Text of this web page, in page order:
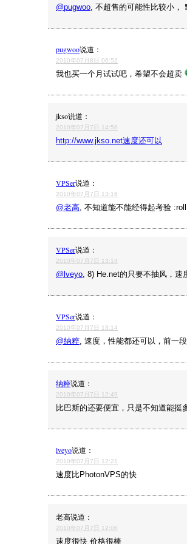
@pugwoo , 不超售的可能性比较小， ❗
pugwoo说道：
2010年07月8日 06:52
我也买一个月试试吧，希望不会超卖
jkso说道：
2010年07月7日 14:58
http://www.jkso.net速度还可以
VPSer说道：
2010年07月7日 13:16
@老高 , 不知道能不能经得起考验
VPSer说道：
2010年07月7日 13:14
@lveyo , 8) He.net的只要不抽风，速
VPSer说道：
2010年07月7日 13:14
@纳粹 , 速度，性能都还可以，前一
纳粹说道：
2010年07月7日 12:49
比巴斯的还要便宜，只是不知道能
lveyo说道：
2010年07月7日 12:21
速度比PhotonVPS的快
老高说道：
2010年07月7日 12:06
速度很快 价格很棒